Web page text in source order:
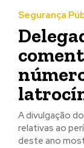
Segurança
A divulgação
relativas ao
deste ano